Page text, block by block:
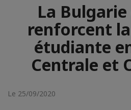
La Bulgarie
renforcent
étudiante
Centrale et
Le 25/09/2020